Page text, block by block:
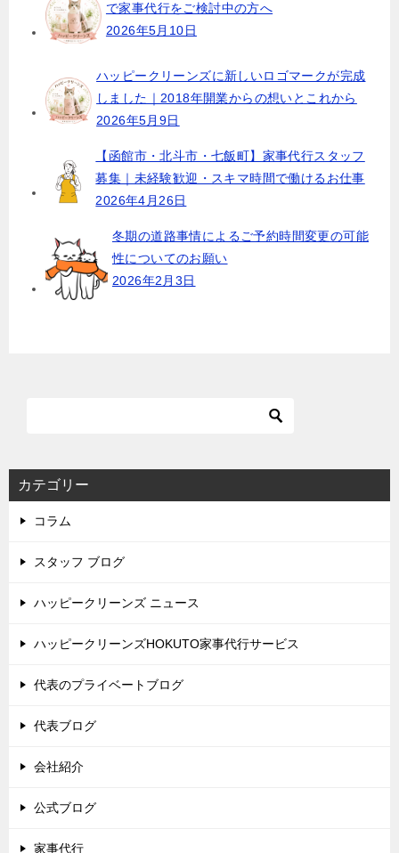
で家事代行をご検討中の方へ
2026年5月10日
ハッピークリーンズに新しいロゴマークが完成
しました｜2018年開業からの想いとこれから
2026年5月9日
【函館市・北斗市・七飯町】家事代行スタッフ
募集｜未経験歓迎・スキマ時間で働けるお仕事
2026年4月26日
冬期の道路事情によるご予約時間変更の可能
性についてのお願い
2026年2月3日
カテゴリー
コラム
スタッフ ブログ
ハッピークリーンズ ニュース
ハッピークリーンズHOKUTO家事代行サービス
代表のプライベートブログ
代表ブログ
会社紹介
公式ブログ
家事代行